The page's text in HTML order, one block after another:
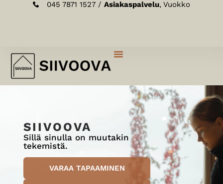
045 7871 1527 / Asiakaspalvelu, Vuokko
SIIVOOVA
Sillä sinulla on muutakin
tekemistä.
VARAA TAPAAMINEN